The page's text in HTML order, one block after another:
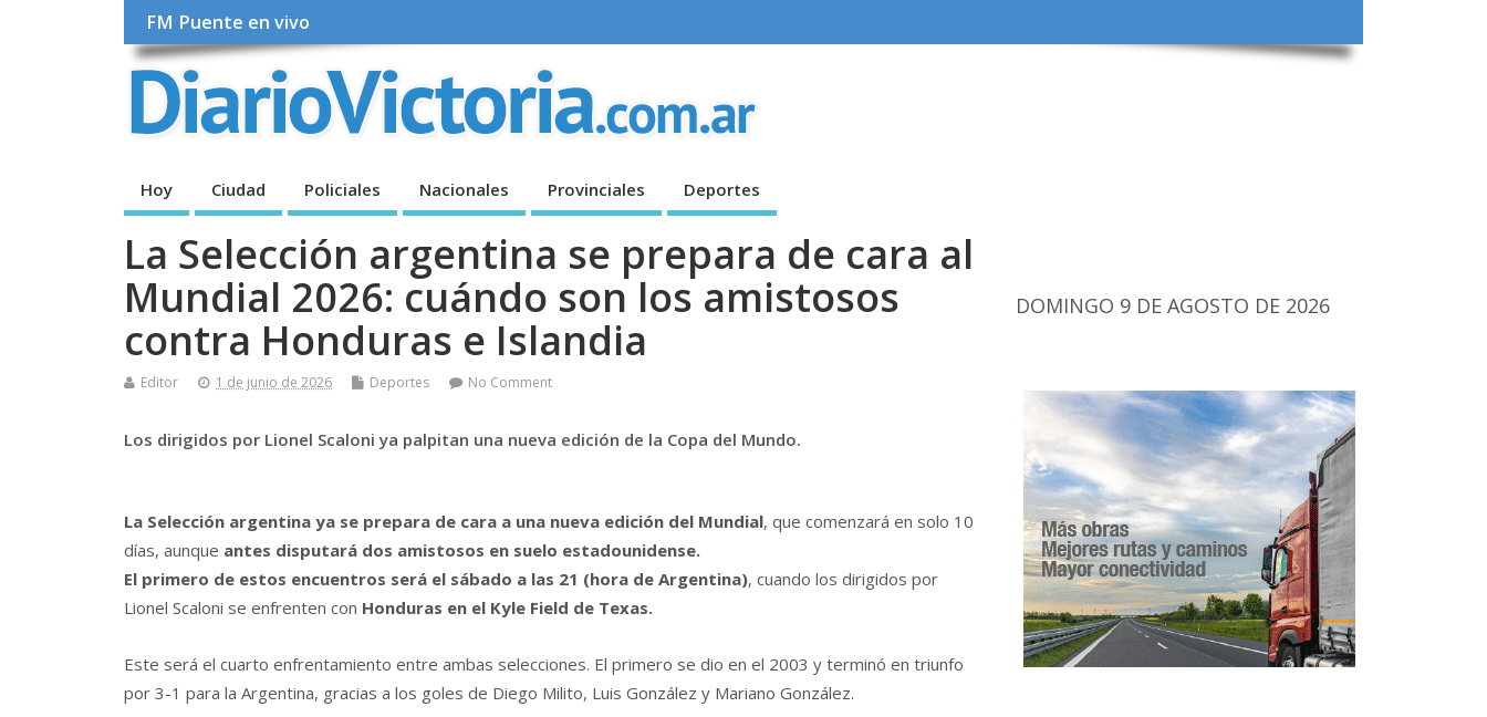
FM Puente en vivo
Hoy Ciudad Policiales Nacionales Provinciales Deportes
La Selección argentina se prepara de cara al
Mundial 2026: cuándo son los amistosos
contra Honduras e Islandia
Editor 1 de junio de 2026 Deportes No Comment
Los dirigidos por Lionel Scaloni ya palpitan una nueva edición de la Copa del Mundo.
La Selección argentina ya se prepara de cara a una nueva edición del Mundial, que comenzará en solo 10
días, aunque antes disputará dos amistosos en suelo estadounidense.
El primero de estos encuentros será el sábado a las 21 (hora de Argentina), cuando los dirigidos por
Lionel Scaloni se enfrenten con Honduras en el Kyle Field de Texas.
Este será el cuarto enfrentamiento entre ambas selecciones. El primero se dio en el 2003 y terminó en triunfo
por 3-1 para la Argentina, gracias a los goles de Diego Milito, Luis González y Mariano González.
DOMINGO 9 DE AGOSTO DE 2026